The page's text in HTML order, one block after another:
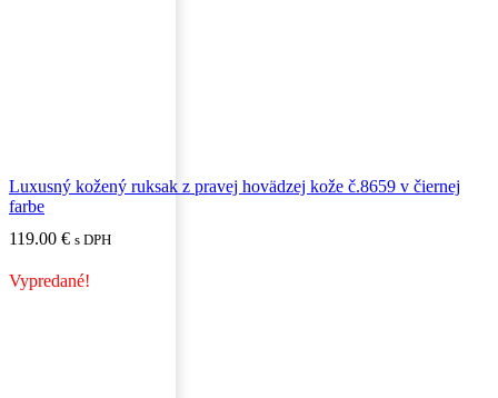
Luxusný kožený ruksak z pravej hovädzej kože č.8659 v čiernej
farbe
119.00 € s DPH
Vypredané!